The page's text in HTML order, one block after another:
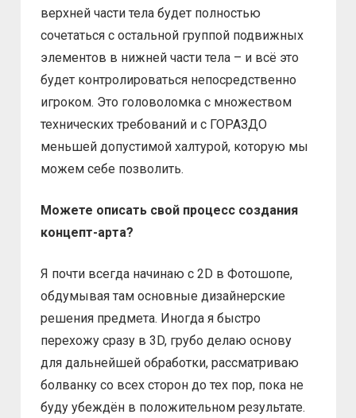
верхней части тела будет полностью
сочетаться с остальной группой подвижных
элементов в нижней части тела – и всё это
будет контролироваться непосредственно
игроком. Это головоломка с множеством
технических требований и с ГОРАЗДО
меньшей допустимой халтурой, которую мы
можем себе позволить.
Можете описать свой процесс создания
концепт-арта?
Я почти всегда начинаю с 2D в Фотошопе,
обдумывая там основные дизайнерские
решения предмета. Иногда я быстро
перехожу сразу в 3D, грубо делаю основу
для дальнейшей обработки, рассматриваю
болванку со всех сторон до тех пор, пока не
буду убеждён в положительном результате.